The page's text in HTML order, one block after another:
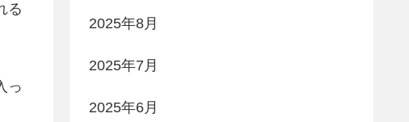
る
っ
2025年8月
2025年7月
2025年6月